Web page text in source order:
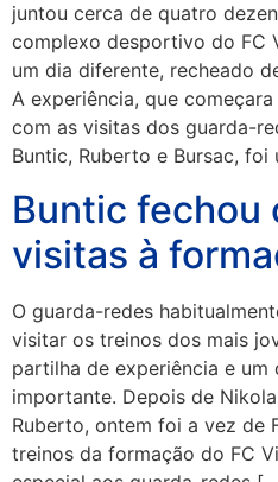
juntou cerca de quatro
complexo desportivo do FC
um dia diferente, recheado
A experiência, que
com as visitas dos guarda-
Buntic, Ruberto e Bursac,
Buntic fechou
visitas à
O guarda-redes
visitar os treinos dos mais
partilha de experiência e um
importante. Depois de
Ruberto, ontem foi a vez de
treinos da formação do FC